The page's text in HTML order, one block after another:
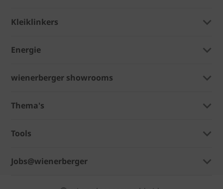
Kleiklinkers
Energie
wienerberger showrooms
Thema's
Tools
Jobs@wienerberger